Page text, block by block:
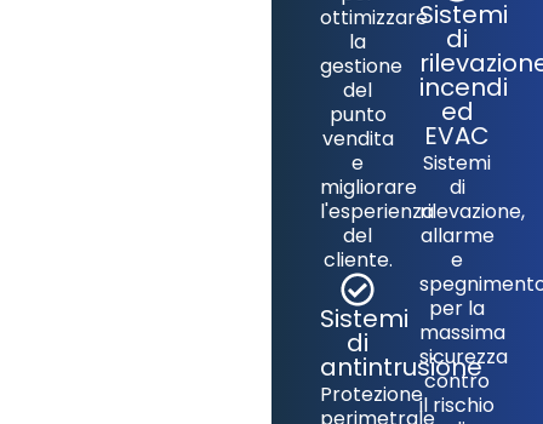
ottimizzare
la
gestione
del
punto
vendita
e
migliorare
l'esperienza
del
cliente.
Sistemi
di
antintrusione
Protezione
perimetrale
Sistemi
di
incendi
ed
EVAC
Sistemi
di
rilevazione,
allarme
e
per la
massima
sicurezza
contro
il rischio